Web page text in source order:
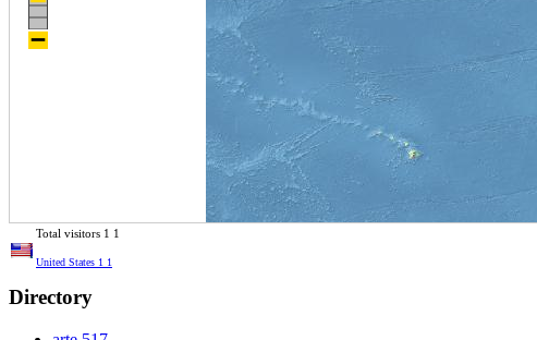
Total visitors 1 1
United States 1 1
Directory